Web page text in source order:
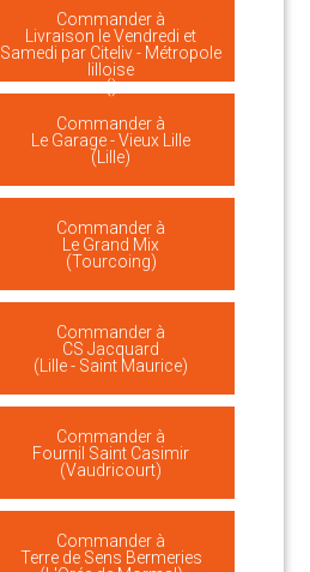
Commander à
Livraison le Vendredi et
Samedi par Citeliv - Métropole
lilloise
()
Commander à
Le Garage - Vieux Lille
(Lille)
Commander à
Le Grand Mix
(Tourcoing)
Commander à
CS Jacquard
(Lille - Saint Maurice)
Commander à
Fournil Saint Casimir
(Vaudricourt)
Commander à
Terre de Sens Bermeries